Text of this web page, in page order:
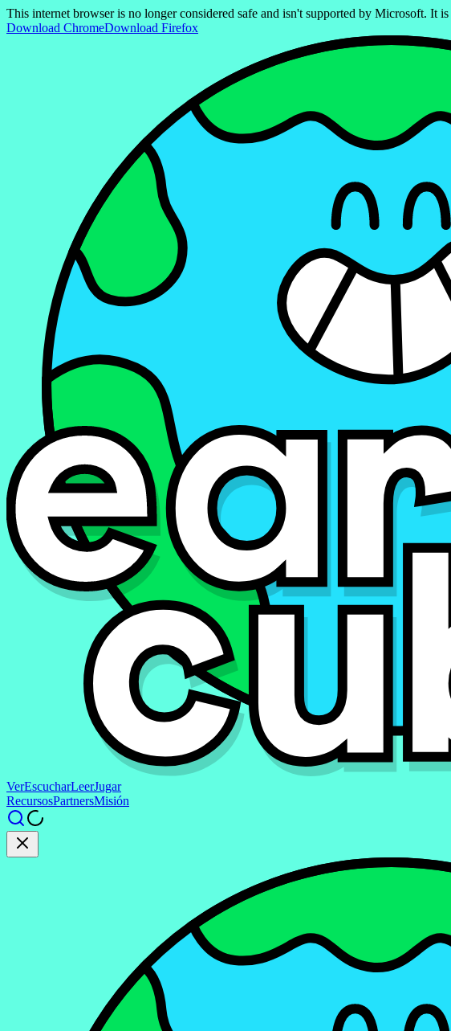
This internet browser is no longer considered safe and isn't supported by Microsoft. It
Download ChromeDownload Firefox
VerEscucharLeerJugar
RecursosPartnersMisión